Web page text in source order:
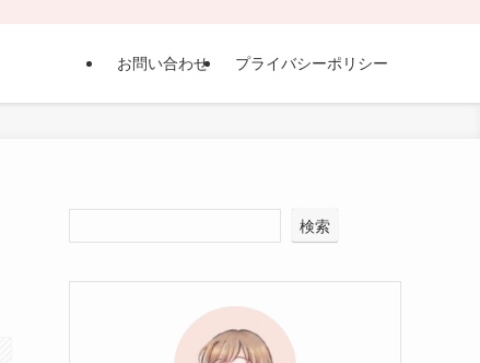
お問い合わせ プライバシーポリシー
検索